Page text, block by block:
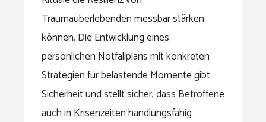
Traumaüberlebenden messbar stärken
können. Die Entwicklung eines
persönlichen Notfallplans mit konkreten
Strategien für belastende Momente gibt
Sicherheit und stellt sicher, dass Betroffene
auch in Krisenzeiten handlungsfähig